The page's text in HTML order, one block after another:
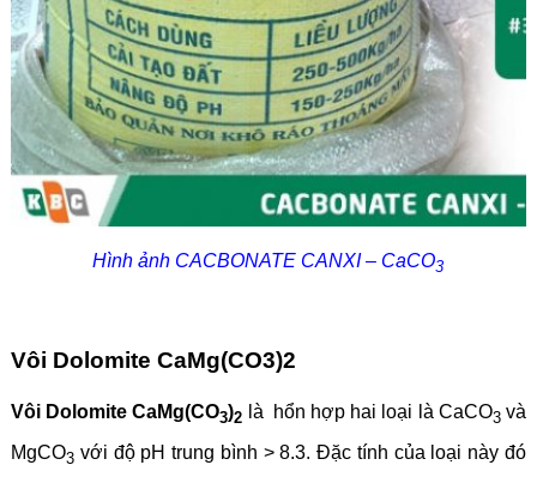
Hình ảnh CACBONATE CANXI – CaCO3
Vôi Dolomite CaMg(CO3)2
Vôi Dolomite CaMg(CO3)2 là hổn hợp hai loại là CaCO3và
MgCO3với độ pH trung bình > 8.3. Đặc tính của loại này đó